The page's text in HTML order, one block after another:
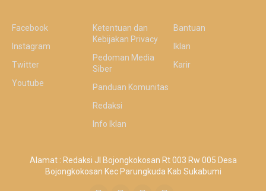
Facebook
Instagram
Twitter
Youtube
Ketentuan dan
Kebijakan Privacy
Pedoman Media
Siber
Panduan Komunitas
Redaksi
Info Iklan
Bantuan
Iklan
Karir
Alamat : Redaksi Jl Bojongkokosan Rt 003 Rw 005 Desa
Bojongkokosan Kec Parungkuda Kab Sukabumi